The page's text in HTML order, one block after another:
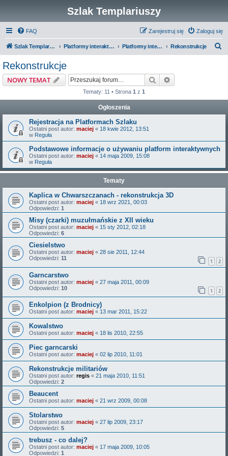
Szlak Templariuszy
FAQ Zaloguj się
Zarejestruj się
Szlak Templariuszy Platformy interaktywne Szlaku Templariuszy Platformy interaktywne - Inne Rekonstrukcje
Rekonstrukcje
NOWY TEMAT Szukaj
Tematy: 11 • Strona 1 z 1
Ogłoszenia
Rejestracja na Platformach Szlaku
Ostatni post autor: maciej « 18 kwie 2012, 13:51
w Reguła
Podstawowe informacje o używaniu platform interaktywnych
Ostatni post autor: maciej « 14 maja 2009, 15:08
w Reguła
Tematy
Kaplica w Chwarszczanach - rekonstrukcja 3D
Ostatni post autor: maciej « 18 wrz 2021, 00:03
Odpowiedzi: 1
Misy (czarki) muzułmańskie z XII wieku
Ostatni post autor: maciej « 15 sty 2012, 02:18
Odpowiedzi: 6
Ciesielstwo
Ostatni post autor: maciej « 28 sie 2011, 12:44
Odpowiedzi: 11 1 2
Garncarstwo
Ostatni post autor: maciej « 27 maja 2011, 00:09
Odpowiedzi: 10 1 2
Enkolpion (z Brodnicy)
Ostatni post autor: maciej « 13 mar 2011, 15:22
Kowalstwo
Ostatni post autor: maciej « 18 lis 2010, 22:55
Piec garncarski
Ostatni post autor: maciej « 02 lip 2010, 11:01
Rekonstrukcje militariów
Ostatni post autor: regis « 21 maja 2010, 11:51
Odpowiedzi: 2
Beaucent
Ostatni post autor: maciej « 21 wrz 2009, 00:08
Stolarstwo
Ostatni post autor: maciej « 27 lip 2009, 23:17
Odpowiedzi: 5
trebusz - co dalej?
Ostatni post autor: maciej « 17 maja 2009, 10:05
Odpowiedzi: 1